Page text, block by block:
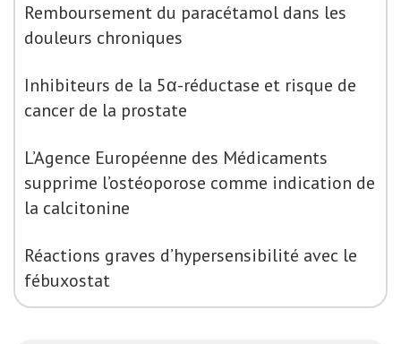
Remboursement du paracétamol dans les
douleurs chroniques
Inhibiteurs de la 5α-réductase et risque de
cancer de la prostate
L’Agence Européenne des Médicaments
supprime l’ostéoporose comme indication de
la calcitonine
Réactions graves d’hypersensibilité avec le
fébuxostat